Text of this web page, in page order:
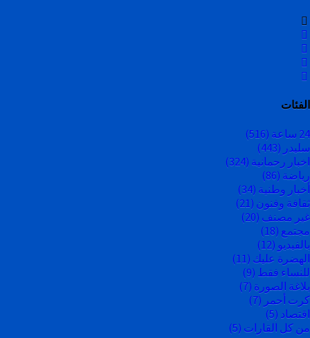
الفئات
24 ساعة
(516)
سليدر (443)
اخبار رحمانية (324)
رياضة (86)
أخبار وطنية (34)
ثقافة وفنون (21)
غير مصنف (20)
مجتمع (18)
بالفيديو (12)
الهضرة عليك (11)
للنساء فقط (9)
بلاغة الصورة (7)
كرت أحمر (7)
اقتصاد (5)
من كل القارات (5)